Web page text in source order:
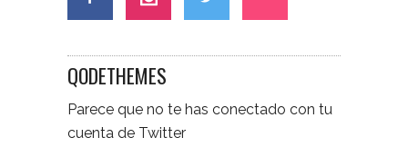
QODETHEMES
Parece que no te has conectado con tu
cuenta de Twitter